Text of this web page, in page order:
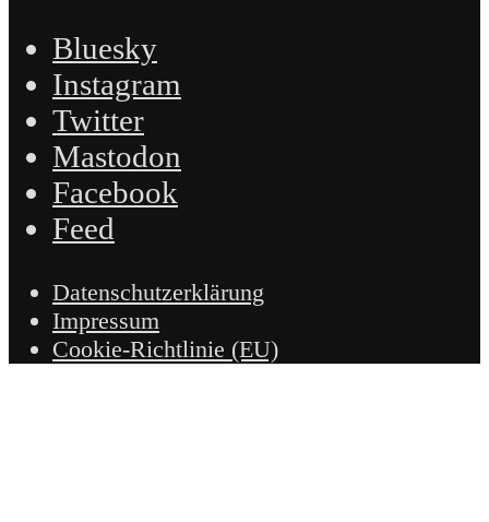
Bluesky
Instagram
Twitter
Mastodon
Facebook
Feed
Datenschutzerklärung
Impressum
Cookie-Richtlinie (EU)